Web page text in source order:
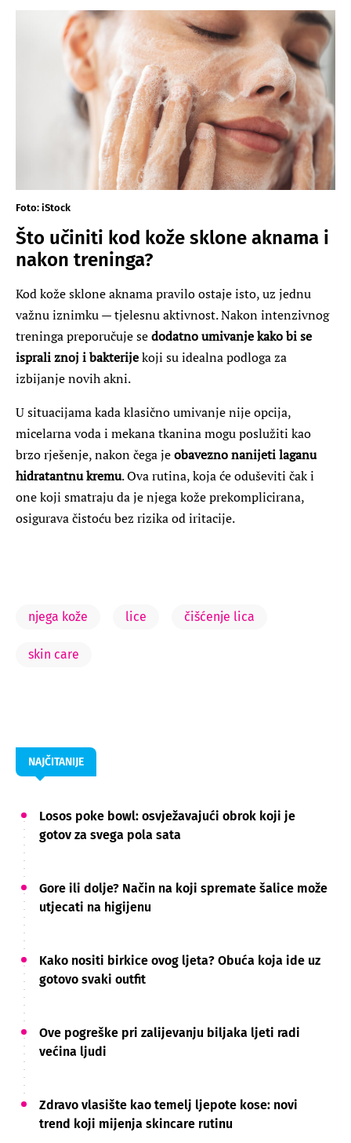
Foto: iStock
Što učiniti kod kože sklone aknama i
nakon treninga?
Kod kože sklone aknama pravilo ostaje isto, uz jednu
važnu iznimku — tjelesnu aktivnost. Nakon intenzivnog
treninga preporučuje sedodatno umivanje kako bi se
isprali znoj i bakterijekoji su idealna podloga za
izbijanje novih akni.
U situacijama kada klasično umivanje nije opcija,
micelarna voda i mekana tkanina mogu poslužiti kao
brzo rješenje, nakon čega jeobavezno nanijeti laganu
hidratantnu kremu. Ova rutina, koja će oduševiti čak i
one koji smatraju da je njega kože prekomplicirana,
osigurava čistoću bez rizika od iritacije.
njega kože lice čišćenje lica
skin care
NAJČITANIJE
Losos poke bowl: osvježavajući obrok koji je
gotov za svega pola sata
Gore ili dolje? Način na koji spremate šalice može
utjecati na higijenu
Kako nositi birkice ovog ljeta? Obuća koja ide uz
gotovo svaki outfit
Ove pogreške pri zalijevanju biljaka ljeti radi
većina ljudi
Zdravo vlasište kao temelj ljepote kose: novi
trend koji mijenja skincare rutinu